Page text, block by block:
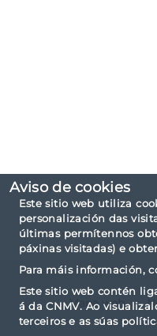
Aviso de cookies
Este sitio web utiliza
personalización das
últimas permítennos
páxinas visitadas) e
Para máis información,
Este sitio web contén
á da CNMV. Ao
terceiros e as súas
Mapa web